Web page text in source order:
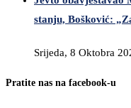
stanju, Bošković:
Srijeda, 8 Oktobra
Pratite nas na facebook-u